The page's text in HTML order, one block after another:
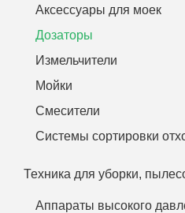
Аксессуары для моек
Дозаторы
Измельчители
Мойки
Смесители
Системы сортировки
Техника для уборки,
Аппараты высокого